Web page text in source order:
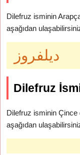
Dilefruz isminin
aşağıdan
ديلفروز
Dilefruz
Dilefruz isminin Çince
aşağıdan